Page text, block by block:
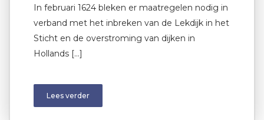
In februari 1624 bleken er maatregelen nodig in
verband met het inbreken van de Lekdijk in het
Sticht en de overstroming van dijken in
Hollands […]
Lees verder